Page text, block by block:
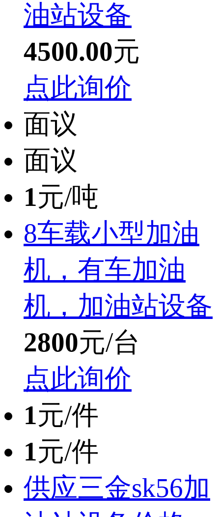
油站设备
4500.00元
点此询价
面议
面议
1元/吨
8车载小型加油
机，有车加油
机，加油站设备
2800元/台
点此询价
1元/件
1元/件
供应三金sk56加